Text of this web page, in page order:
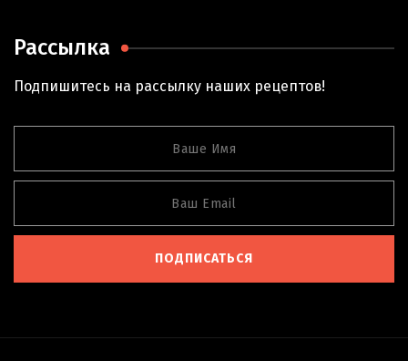
Рассылка
Подпишитесь на рассылку наших рецептов!